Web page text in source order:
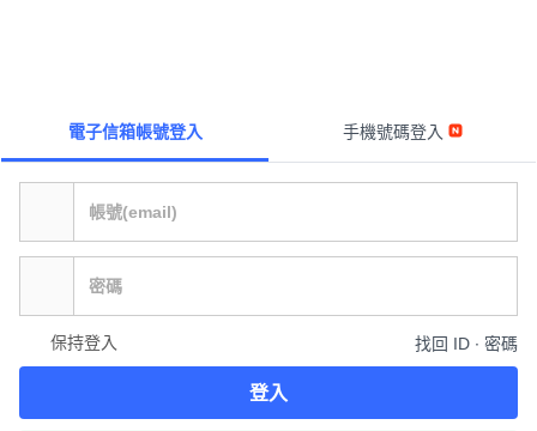
電子信箱帳號登入 手機號碼登入
保持登入 找回 ID ∙ 密碼
登入